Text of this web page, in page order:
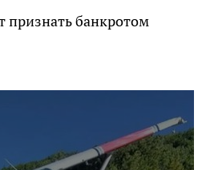
признать банкротом